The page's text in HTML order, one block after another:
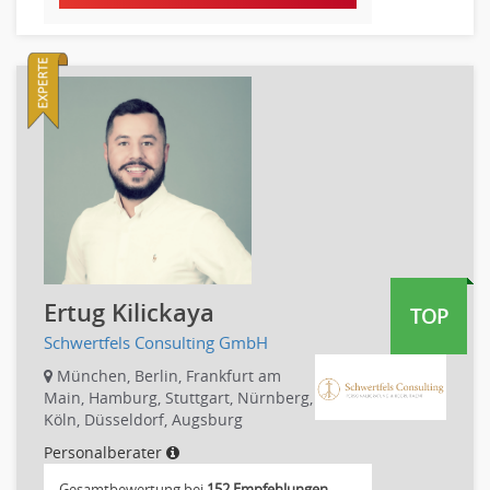
Banken, Finanzdienstleister und Versicherungen Finanzen
Firmenkundengeschäft
Investment-Banking
Kreditanalyse
Banken, Finanzdienstleister und Versicherungen Leitung,
Teamleitung
Mergers & Acquisitions
Privatkundengeschäft
Versicherung: Sachbearbeitung
Ausbilder
Berufsschule
Erwachsenenbildung
TOP
Ertug Kilickaya
Schwertfels Consulting GmbH
München, Berlin, Frankfurt am
Main, Hamburg, Stuttgart, Nürnberg,
Köln, Düsseldorf, Augsburg
Personalberater